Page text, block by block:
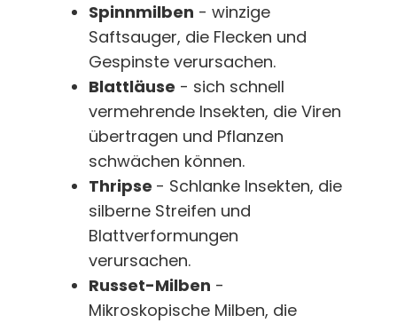
Spinnmilben - winzige
Saftsauger, die Flecken und
Gespinste verursachen.
Blattläuse - sich schnell
vermehrende Insekten, die Viren
übertragen und Pflanzen
schwächen können.
Thripse - Schlanke Insekten, die
silberne Streifen und
Blattverformungen
verursachen.
Russet-Milben -
Mikroskopische Milben, die